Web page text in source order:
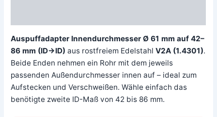
Auspuffadapter Innendurchmesser Ø 61 mm auf 42–
86 mm (ID→ID) aus rostfreiem EdelstahlV2A (1.4301).
Beide Enden nehmen ein Rohr mit dem jeweils
passenden Außendurchmesser innen auf – ideal zum
Aufstecken und Verschweißen. Wähle einfach das
benötigte zweite ID-Maß von 42 bis 86 mm.